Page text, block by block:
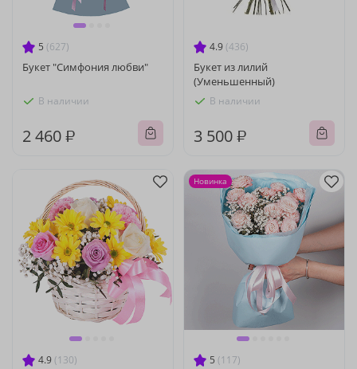
5 (627)
Букет "Симфония любви"
В наличии
2 460 ₽
4.9 (436)
Букет из лилий
(Уменьшенный)
В наличии
3 500 ₽
4.9 (130) 5 (117)
Новинка